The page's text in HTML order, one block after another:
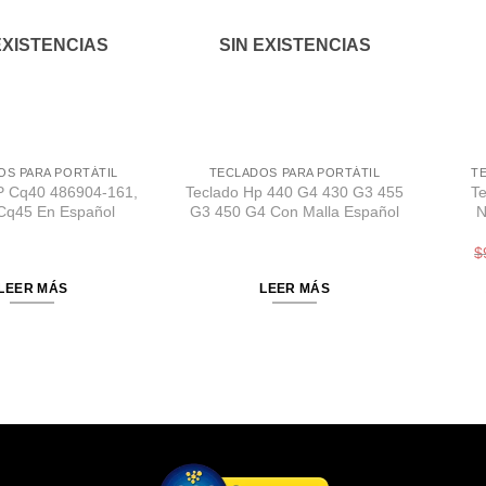
PARA PORTÁTIL
Cq40 486904-161,
En Español
LEER MÁS
SIN EXISTENCIAS
TECLADOS PARA PORTÁTIL
Teclado Hp 440 G4 430 G3 455
G3 450 G4 Con Malla Español
LEER MÁS
$